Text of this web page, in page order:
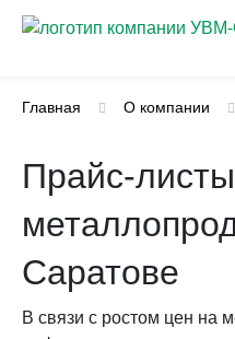
Главная О компании
Прайс-
Саратове
В связи с ростом цен на